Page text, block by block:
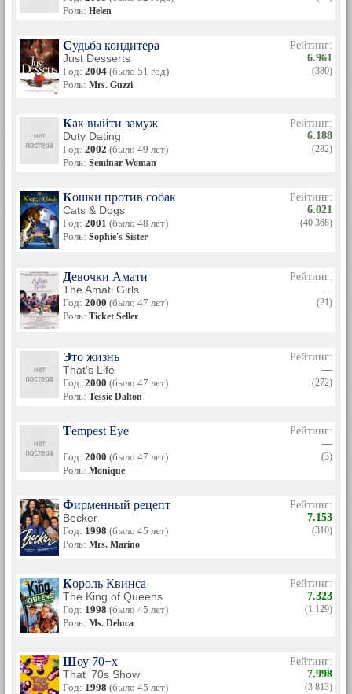
Роль: Helen
Судьба кондитера
Just Desserts
Год: 2004 (было 51 год)
Роль: Mrs. Guzzi
Рейтинг:
6.961
(380)
Как выйти замуж
Duty Dating
Год: 2002 (было 49 лет)
Роль: Seminar Woman
Рейтинг:
6.188
(282)
Кошки против собак
Cats & Dogs
Год: 2001 (было 48 лет)
Роль: Sophie's Sister
Рейтинг:
6.021
(40 368)
Девочки Амати
The Amati Girls
Год: 2000 (было 47 лет)
Роль: Ticket Seller
Рейтинг:
—
(21)
Это жизнь
That's Life
Год: 2000 (было 47 лет)
Роль: Tessie Dalton
Рейтинг:
—
(272)
Tempest Eye
Год: 2000 (было 47 лет)
Роль: Monique
Рейтинг:
—
(3)
Фирменный рецепт
Becker
Год: 1998 (было 45 лет)
Роль: Mrs. Marino
Рейтинг:
7.153
(310)
Король Квинса
The King of Queens
Год: 1998 (было 45 лет)
Роль: Ms. Deluca
Рейтинг:
7.323
(1 129)
Шоу 70−х
That '70s Show
Год: 1998 (было 45 лет)
Рейтинг:
7.998
(3 813)